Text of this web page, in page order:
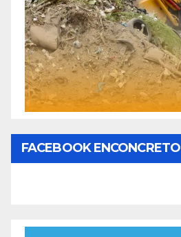
FACEBOOK ENCONCRETO